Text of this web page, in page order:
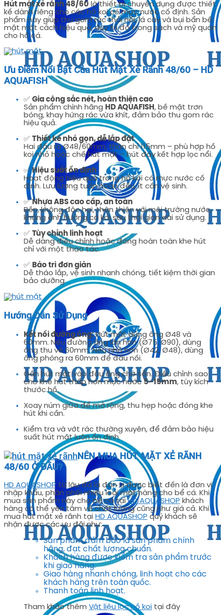
Hút mặt xẻ rãnh 48/60 là thiết bị chuyên dụng được thiết
kế dành riêng cho các hồ koi có mực nước cố định. Sản
phẩm này giúp thu gom rác thải nổi, lá cây và bụi bẩn bề
mặt một cách hiệu quả, duy trì độ trong sạch và mỹ quan
cho hồ cá.
Ưu Điểm Nổi Bật Của Hút Mặt Xẻ Rãnh 48/60 – HD
AQUAFISH
✅ Gia công sắc nét, hoàn thiện cao
Sản phẩm chính hãng HD AQUAFISH, bề mặt trơn
bóng, khay hứng rác vừa khít, đảm bảo thu gom rác
hiệu quả.
✅ Thiết kế nhỏ gọn, dễ lắp đặt
Hai đầu ra Ø48/60mm, thân chỉ 115mm – phù hợp hồ
koi nhỏ hoặc chế hút mặt – hút đáy kết hợp lọc nổi.
✅Hiệu suất ổn định
Hoạt động hiệu quả trong hồ koi có mực nước cố
định. Lưu lượng tuần hoàn đều, ít cần vệ sinh.
✅Nhựa ABS cao cấp, an toàn
Bền, không độc hại, thân thiện với môi trường nước,
không ảnh hưởng cá koi sau thời gian dài sử dụng.
✅ Tùy chỉnh linh hoạt
Dễ dàng điều chỉnh hoặc đóng hoàn toàn khe hút
chỉ với một thao tác.
✅ Bảo trì đơn giản
Dễ tháo lắp, vệ sinh nhanh chóng, tiết kiệm thời gian
bảo dưỡng.
Hướng Dẫn Sử Dụng
Kết nối đường ống:Hút mặt dùng ống Ø48 và
60mm. Nếu đường ống lớn hơn (Ø75, Ø90), dùng
ống thu về 60mm. Nếu nhỏ hơn (Ø42, Ø48), dùng
ống phóng ra 60mm để đấu nối.
Gắn hút mặt vào đầu ống chờ sẵn. Điều chỉnh sao
cho khe hút thấp hơn mực nước5–15mm, tùy kích
thước hồ.
Xoay núm giữa để mở rộng, thu hẹp hoặc đóng khe
hút khi cần.
Kiểm tra và vớt rác thường xuyên, để đảm bảo hiệu
suất hút mặt luôn ổn định.
NÊN MUA HÚT MẶT XẺ RÃNH
48/60 Ở ĐÂU?
HD AQUASHOP từ lâu đã là đơn vị được biết đến là đơn vị
nhập khẩu, phân phối nhiều loại mặt hàng cho bể cá. Khi
mua sản phẩm này cho bể cá tạiHD AQUASHOP khách
hàng có thể yên tâm về chất lượng cũng như giá cả. Khi
mua hút mặt xẻ rãnh tại HD AQUASHOP quý khách sẽ
nhận được các ưu đãi như:
Sản phẩm đảm bảo là sản phẩm chính
hãng, đạt chất lượng chuẩn.
Khách hàng được kiểm tra sản phẩm trước
khi giao hàng.
Giao hàng nhanh chóng, linh hoạt cho các
khách hàng trên toàn quốc.
Thanh toán linh hoạt.
Tham khảo thêm Vật liệu lọc hồ koi tại đây